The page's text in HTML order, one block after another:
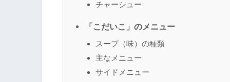
チャーシュー
「こだいこ」のメニュー
スープ（味）の種類
主なメニュー
サイドメニュー